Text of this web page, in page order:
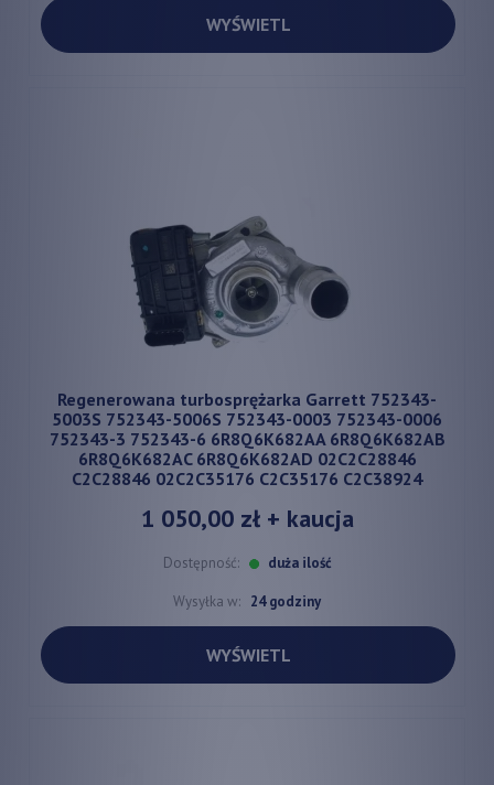
WYŚWIETL
Regenerowana turbosprężarka Garrett 752343-
5003S 752343-5006S 752343-0003 752343-0006
752343-3 752343-6 6R8Q6K682AA 6R8Q6K682AB
6R8Q6K682AC 6R8Q6K682AD 02C2C28846
C2C28846 02C2C35176 C2C35176 C2C38924
1 050,00 zł+ kaucja
Dostępność: duża ilość
Wysyłka w: 24 godziny
WYŚWIETL